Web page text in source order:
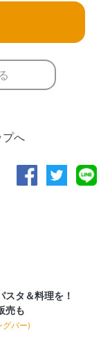
プへ
スタ＆料理を！
売も
グバー)